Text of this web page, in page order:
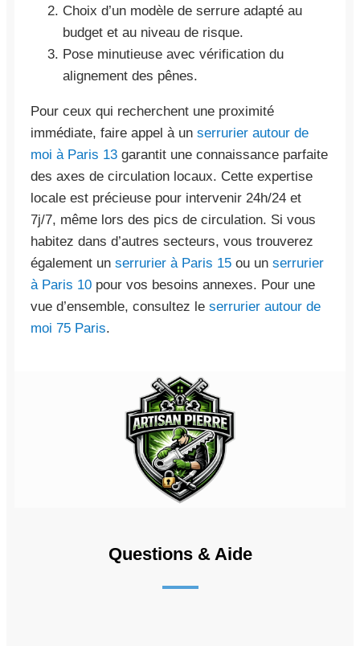
Choix d’un modèle de serrure adapté au
budget et au niveau de risque.
Pose minutieuse avec vérification du
alignement des pênes.
Pour ceux qui recherchent une proximité
immédiate, faire appel à un serrurier autour de
moi à Paris 13 garantit une connaissance parfaite
des axes de circulation locaux. Cette expertise
locale est précieuse pour intervenir 24h/24 et
7j/7, même lors des pics de circulation. Si vous
habitez dans d’autres secteurs, vous trouverez
également un serrurier à Paris 15 ou un serrurier
à Paris 10 pour vos besoins annexes. Pour une
vue d’ensemble, consultez le serrurier autour de
moi 75 Paris.
Questions & Aide